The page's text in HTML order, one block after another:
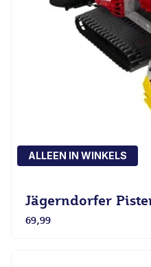
ALLEEN IN WINKELS
Jägerndorfer
69,99